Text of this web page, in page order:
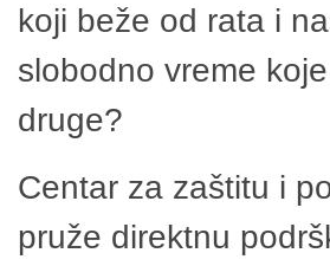
koji beže od rata i
slobodno vreme
druge?
Centar za zaštitu i
pruže direktnu